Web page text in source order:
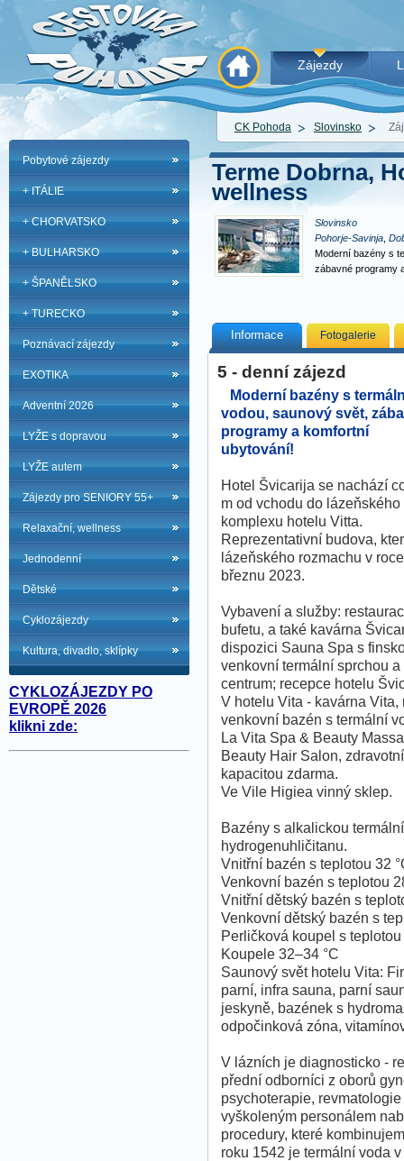
Zájezdy
CK Pohoda Slovinsko
Pobytové zájezdy
+ ITÁLIE
+ CHORVATSKO
+ BULHARSKO
+ ŠPANĚLSKO
+ TURECKO
Poznávací zájezdy
EXOTIKA
Adventní 2026
LYŽE s dopravou
LYŽE autem
Zájezdy pro SENIORY 55+
Relaxační, wellness
Jednodenní
Dětské
Cyklozájezdy
Kultura, divadlo, sklípky
CYKLOZÁJEZDY PO
EVROPĚ 2026
klikni zde:
Terme Dobrna,
wellness
Slovinsko
Pohorje-Savinja
Moderní bazény s
zábavné programy
Informace Fotogalerie
5 - denní zájezd
Moderní bazény s
vodou, saunový svět,
programy a komfortní
ubytování!
Hotel Švicarija se nachází
m od vchodu do lázeňského
komplexu hotelu Vitta.
Reprezentativní budova,
lázeňského rozmachu v
březnu 2023.
Vybavení a služby:
bufetu, a také kavárna
dispozici Sauna Spa s
venkovní termální sprchou
centrum; recepce hotelu
V hotelu Vita - kavárna
venkovní bazén s termální
La Vita Spa & Beauty
Beauty Hair Salon,
kapacitou zdarma.
Ve Vile Higiea vinný sklep.
Bazény s alkalickou
hydrogenuhličitanu.
Vnitřní bazén s teplotou 32
Venkovní bazén s teplotou
Vnitřní dětský bazén s
Venkovní dětský bazén s
Perličková koupel s teplotou
Koupele 32–34 °C
Saunový svět hotelu Vita:
parní, infra sauna, parní
jeskyně, bazének s
odpočinková zóna,
V lázních je diagnosticko -
přední odborníci z oborů
psychoterapie,
vyškoleným personálem
procedury, které
roku 1542 je termální voda